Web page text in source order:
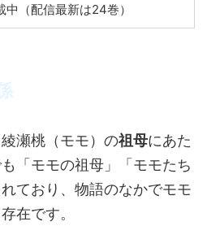
中（配信最新は24巻）
瀬桃（モモ）の祖母にあた
「モモの祖母」「モモたち
ており、物語のなかでモモ
在です。